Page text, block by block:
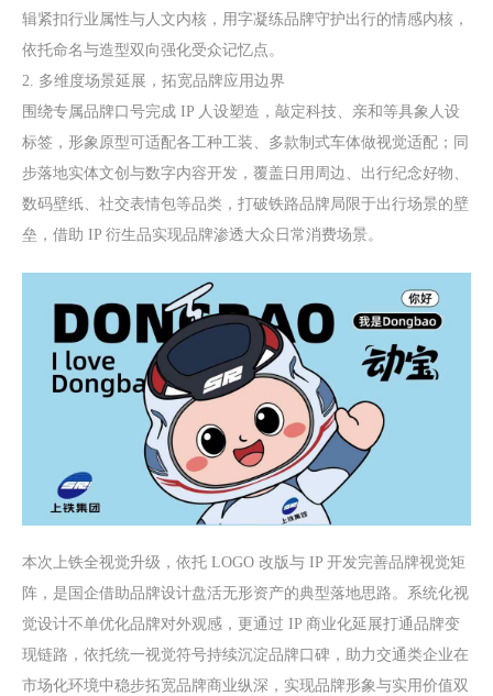
辑紧扣行业属性与人文内核，用字凝练品牌守护出行的情感内核，
依托命名与造型双向强化受众记忆点。
2. 多维度场景延展，拓宽品牌应用边界
围绕专属品牌口号完成 IP 人设塑造，敲定科技、亲和等具象人设
标签，形象原型可适配各工种工装、多款制式车体做视觉适配；同
步落地实体文创与数字内容开发，覆盖日用周边、出行纪念好物、
数码壁纸、社交表情包等品类，打破铁路品牌局限于出行场景的壁
垒，借助 IP 衍生品实现品牌渗透大众日常消费场景。
本次上铁全视觉升级，依托 LOGO 改版与 IP 开发完善品牌视觉矩
阵，是国企借助品牌设计盘活无形资产的典型落地思路。系统化视
觉设计不单优化品牌对外观感，更通过 IP 商业化延展打通品牌变
现链路，依托统一视觉符号持续沉淀品牌口碑，助力交通类企业在
市场化环境中稳步拓宽品牌商业纵深，实现品牌形象与实用价值双